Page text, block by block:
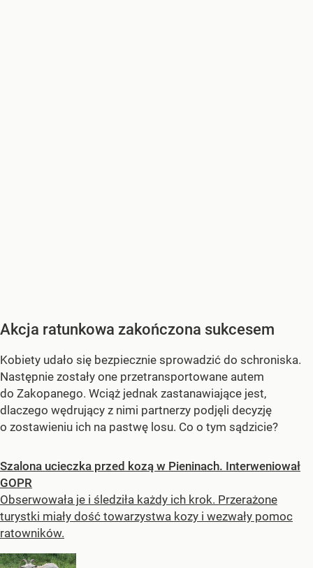
Akcja ratunkowa zakończona sukcesem
Kobiety udało się bezpiecznie sprowadzić do schroniska.
Następnie zostały one przetransportowane autem
do Zakopanego. Wciąż jednak zastanawiające jest,
dlaczego wędrujący z nimi partnerzy podjęli decyzję
o zostawieniu ich na pastwę losu. Co o tym sądzicie?
Szalona ucieczka przed kozą w Pieninach. Interweniował
GOPR
Obserwowała je i śledziła każdy ich krok. Przerażone
turystki miały dość towarzystwa kozy i wezwały pomoc
ratowników.